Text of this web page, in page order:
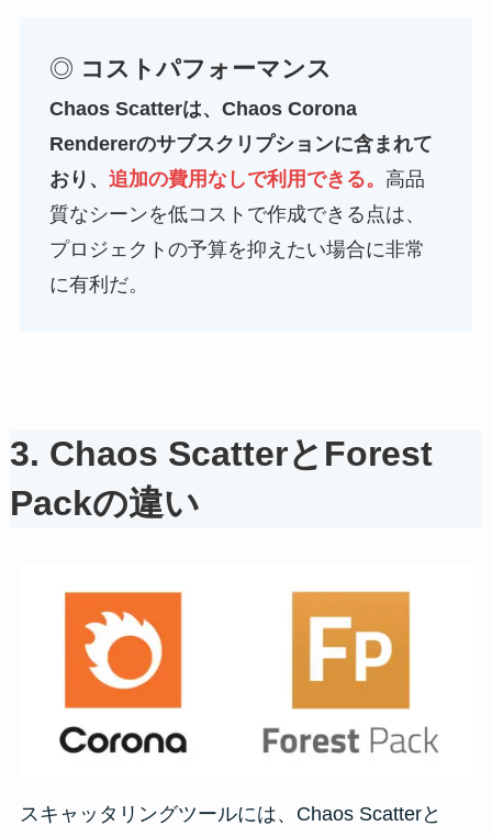
◎ コストパフォーマンス
Chaos Scatterは、Chaos Corona
Rendererのサブスクリプションに含まれて
おり、 追加の費用なしで利用できる。 高品
質なシーンを低コストで作成できる点は、
プロジェクトの予算を抑えたい場合に非常
に有利だ。
3. Chaos ScatterとForest
Packの違い
スキャッタリングツールには、Chaos Scatterと